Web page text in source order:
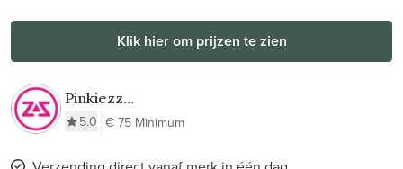
Klik hier om prijzen te zien
Pinkiezz
Stainless Steel
5.0 € 75 Minimum